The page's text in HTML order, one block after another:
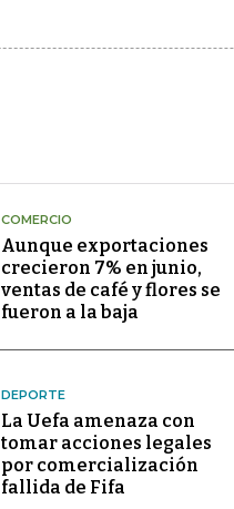
COMERCIO
Aunque exportaciones
crecieron 7% en junio,
ventas de café y flores se
fueron a la baja
DEPORTE
La Uefa amenaza con
tomar acciones legales
por comercialización
fallida de Fifa